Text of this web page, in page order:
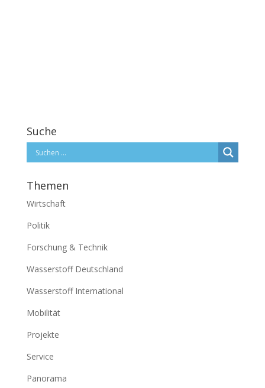
Suche
Themen
Wirtschaft
Politik
Forschung & Technik
Wasserstoff Deutschland
Wasserstoff International
Mobilität
Projekte
Service
Panorama